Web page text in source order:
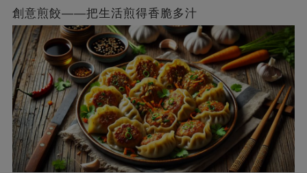
創意煎餃——把生活煎得香脆多汁